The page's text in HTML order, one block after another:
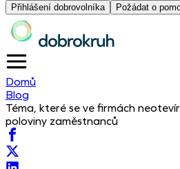
Přihlášení dobrovolníka Požádat o
Domů
Blog
Téma, které se ve firmách
poloviny zaměstnanců